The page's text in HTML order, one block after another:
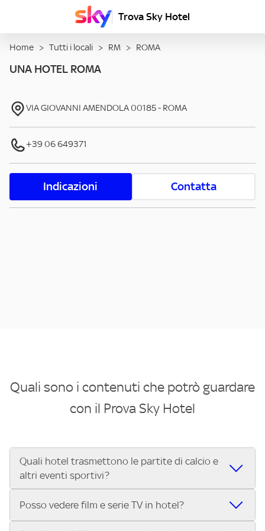
Trova Sky Hotel
Home > Tutti i locali > RM > ROMA
UNA HOTEL ROMA
VIA GIOVANNI AMENDOLA 00185- ROMA
+39 06 649371
Indicazioni Contatta
Quali sono i contenuti che potrò guardare
con il Prova Sky Hotel
Quali hotel trasmettono le partite di calcio e
altri eventi sportivi?
Se cerchi un hotel dove poter vedere le partite di Serie A,
Posso vedere film e serie TV in hotel?